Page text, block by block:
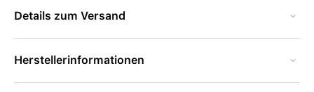
Details zum Versand
Herstellerinformationen